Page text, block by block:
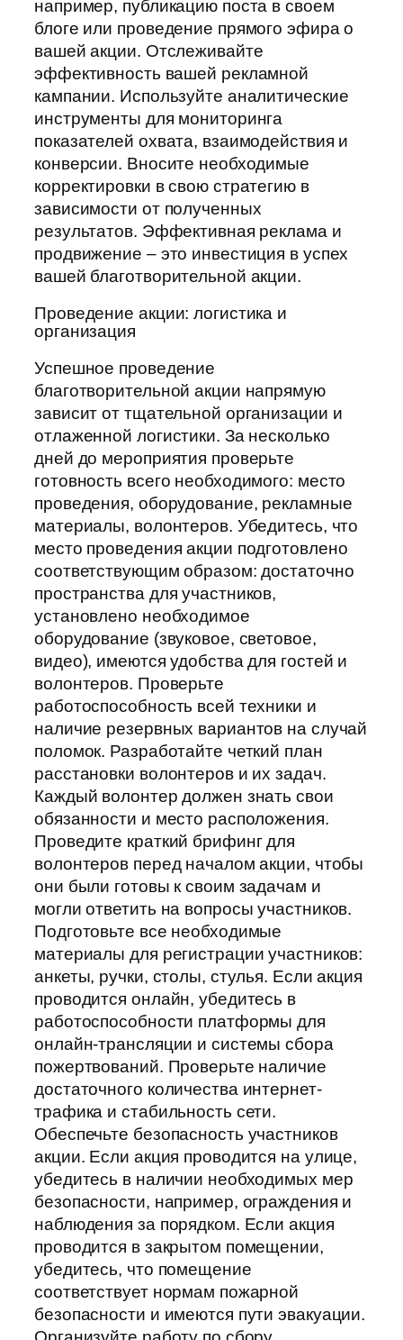
например, публикацию поста в своем
блоге или проведение прямого эфира о
вашей акции. Отслеживайте
эффективность вашей рекламной
кампании. Используйте аналитические
инструменты для мониторинга
показателей охвата, взаимодействия и
конверсии. Вносите необходимые
корректировки в свою стратегию в
зависимости от полученных
результатов. Эффективная реклама и
продвижение – это инвестиция в успех
вашей благотворительной акции.
Проведение акции: логистика и
организация
Успешное проведение
благотворительной акции напрямую
зависит от тщательной организации и
отлаженной логистики. За несколько
дней до мероприятия проверьте
готовность всего необходимого: место
проведения, оборудование, рекламные
материалы, волонтеров. Убедитесь, что
место проведения акции подготовлено
соответствующим образом: достаточно
пространства для участников,
установлено необходимое
оборудование (звуковое, световое,
видео), имеются удобства для гостей и
волонтеров. Проверьте
работоспособность всей техники и
наличие резервных вариантов на случай
поломок. Разработайте четкий план
расстановки волонтеров и их задач.
Каждый волонтер должен знать свои
обязанности и место расположения.
Проведите краткий брифинг для
волонтеров перед началом акции, чтобы
они были готовы к своим задачам и
могли ответить на вопросы участников.
Подготовьте все необходимые
материалы для регистрации участников:
анкеты, ручки, столы, стулья. Если акция
проводится онлайн, убедитесь в
работоспособности платформы для
онлайн-трансляции и системы сбора
пожертвований. Проверьте наличие
достаточного количества интернет-
трафика и стабильность сети.
Обеспечьте безопасность участников
акции. Если акция проводится на улице,
убедитесь в наличии необходимых мер
безопасности, например, ограждения и
наблюдения за порядком. Если акция
проводится в закрытом помещении,
убедитесь, что помещение
соответствует нормам пожарной
безопасности и имеются пути эвакуации.